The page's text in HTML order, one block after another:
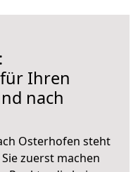
Ihren
nach
Osterhofen steht
zuerst machen